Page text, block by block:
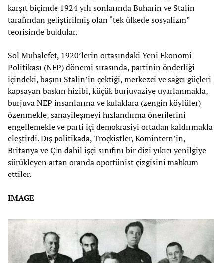
karşıt biçimde 1924 yılı sonlarında Buharin ve Stalin
tarafından geliştirilmiş olan “tek ülkede sosyalizm”
teorisinde buldular.
Sol Muhalefet, 1920’lerin ortasındaki Yeni Ekonomi
Politikası (NEP) dönemi sırasında, partinin önderliği
içindeki, başını Stalin’in çektiği, merkezci ve sağcı güçleri
kapsayan baskın hizibi, küçük burjuvaziye uyarlanmakla,
burjuva NEP insanlarına ve kulaklara (zengin köylüler)
özenmekle, sanayileşmeyi hızlandırma önerilerini
engellemekle ve parti içi demokrasiyi ortadan kaldırmakla
eleştirdi. Dış politikada, Troçkistler, Komintern’in,
Britanya ve Çin dahil işçi sınıfını bir dizi yıkıcı yenilgiye
sürükleyen artan oranda oportünist çizgisini mahkum
ettiler.
IMAGE